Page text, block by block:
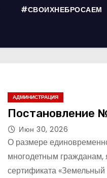
#СВОИХНЕБРОСАЕМ
АДМИНИСТРАЦИЯ
Постановление
Июн 30, 2026
О размере
многодетным
сертификата «Земельный